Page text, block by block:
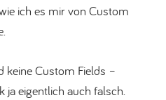
ich es mir von Custom
keine Custom Fields –
ja eigentlich auch falsch.